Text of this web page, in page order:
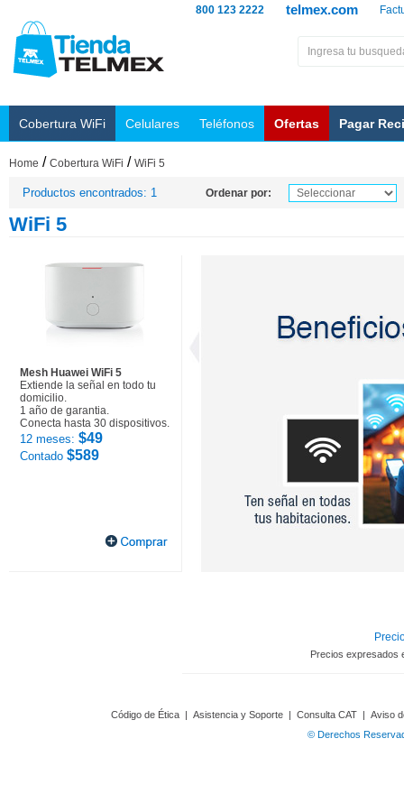
telmex.com
800 123 2222
Cobertura WiFi Celulares Teléfonos Ofertas Pagar
Home / Cobertura WiFi / WiFi 5
Productos encontrados: 1 Ordenar por:
WiFi 5
Mesh Huawei WiFi 5
Extiende la señal en todo tu
domicilio.
1 año de garantia.
Conecta hasta 30 dispositivos.
12 meses: $49
Contado $589
Precios expresados
Código de Ética | Asistencia y Soporte | Consulta CAT | Aviso
© Derechos